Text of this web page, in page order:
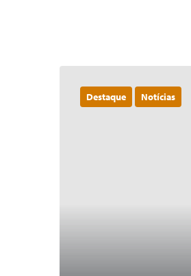
Destaque Notícias